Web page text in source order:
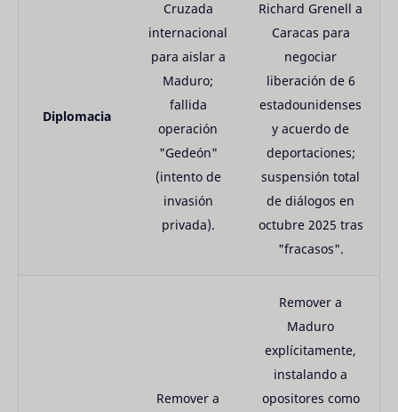
Diplomacia
Cruzada
internacional
para aislar a
Maduro;
fallida
operación
"Gedeón"
(intento de
invasión
privada).
Richard Grenell a
Caracas para
negociar
liberación de 6
estadounidenses
y acuerdo de
deportaciones;
suspensión total
de diálogos en
octubre 2025 tras
"fracasos".
Remover a
Remover a
Maduro
explícitamente,
instalando a
opositores como